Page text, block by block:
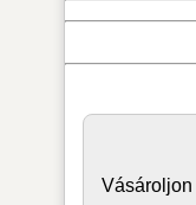
Vásároljon